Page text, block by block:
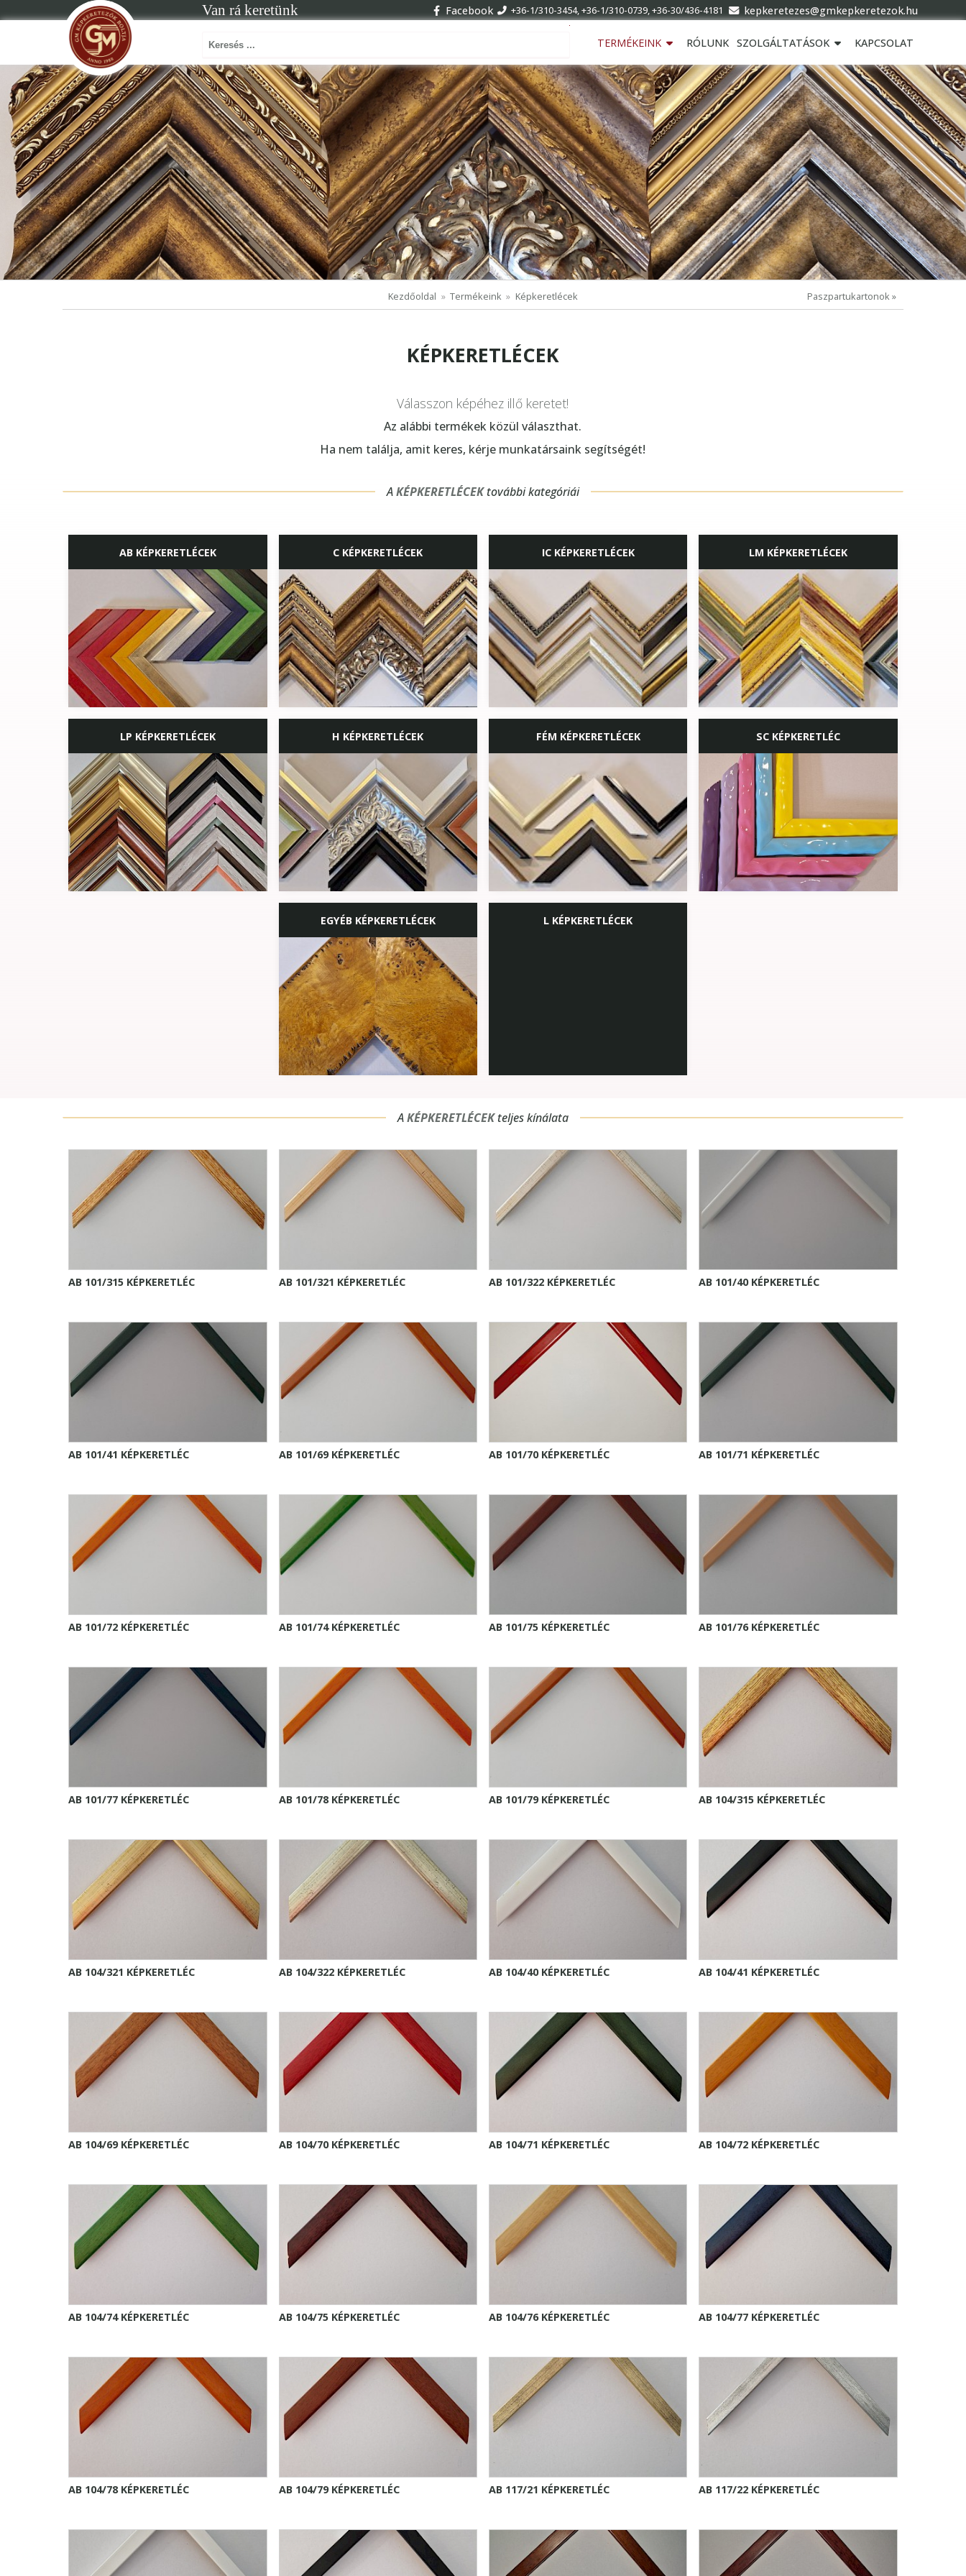
Van rá keretünk Facebook +36-1/310-3454, +36-1/310-0739, +36-30/436-4181 kepkeretezes@gmkepkeretezok.hu
TERMÉKEINK RÓLUNK SZOLGÁLTATÁSOK KAPCSOLAT
Kezdőoldal Termékeink Képkeretlécek Paszpartukartonok »
KÉPKERETLÉCEK
Válasszon képéhez illő keretet!
Az alábbi termékek közül választhat.
Ha nem találja, amit keres, kérje munkatársaink segítségét!
AKÉPKERETLÉCEKtovábbi kategóriái
AB KÉPKERETLÉCEK C KÉPKERETLÉCEK IC KÉPKERETLÉCEK LM KÉPKERETLÉCEK
LP KÉPKERETLÉCEK H KÉPKERETLÉCEK FÉM KÉPKERETLÉCEK SC KÉPKERETLÉC
EGYÉB KÉPKERETLÉCEK L KÉPKERETLÉCEK
AKÉPKERETLÉCEKteljes kínálata
AB 101/315 KÉPKERETLÉC AB 101/321 KÉPKERETLÉC AB 101/322 KÉPKERETLÉC AB 101/40 KÉPKERETLÉC
AB 101/41 KÉPKERETLÉC AB 101/69 KÉPKERETLÉC AB 101/70 KÉPKERETLÉC AB 101/71 KÉPKERETLÉC
AB 101/72 KÉPKERETLÉC AB 101/74 KÉPKERETLÉC AB 101/75 KÉPKERETLÉC AB 101/76 KÉPKERETLÉC
AB 101/77 KÉPKERETLÉC AB 101/78 KÉPKERETLÉC AB 101/79 KÉPKERETLÉC AB 104/315 KÉPKERETLÉC
AB 104/321 KÉPKERETLÉC AB 104/322 KÉPKERETLÉC AB 104/40 KÉPKERETLÉC AB 104/41 KÉPKERETLÉC
AB 104/69 KÉPKERETLÉC AB 104/70 KÉPKERETLÉC AB 104/71 KÉPKERETLÉC AB 104/72 KÉPKERETLÉC
AB 104/74 KÉPKERETLÉC AB 104/75 KÉPKERETLÉC AB 104/76 KÉPKERETLÉC AB 104/77 KÉPKERETLÉC
AB 104/78 KÉPKERETLÉC AB 104/79 KÉPKERETLÉC AB 117/21 KÉPKERETLÉC AB 117/22 KÉPKERETLÉC